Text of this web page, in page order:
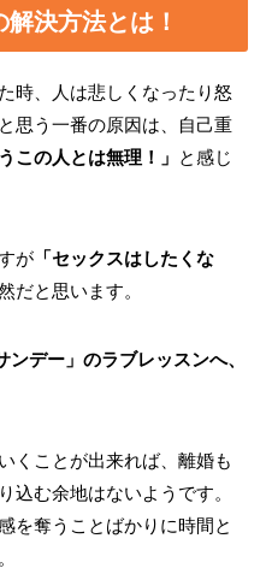
決方法とは！
時、人は悲しくなったり怒
思う一番の原因は、自己重
うこの人とは無理！」
と感じ
が 「セックスはしたくな
だと思います。
デー」のラブレッスンへ、
くことが出来れば、離婚も
込む余地はないようです。
を奪うことばかりに時間と